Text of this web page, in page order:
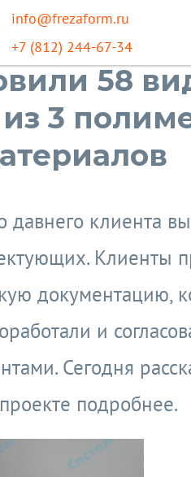
info@frezaform.ru
+7 (812) 244-67-34
58
3
давнего клиента
Клиенты
документацию,
и
Сегодня
подробнее.